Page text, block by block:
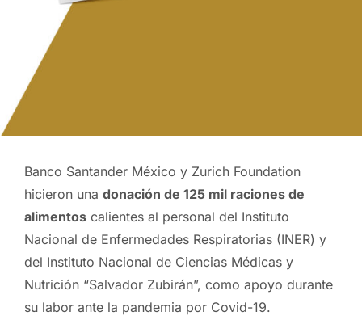
Banco Santander México y Zurich Foundation
hicieron una donación de 125 mil raciones de
alimentos calientes al personal del Instituto
Nacional de Enfermedades Respiratorias (INER) y
del Instituto Nacional de Ciencias Médicas y
Nutrición “Salvador Zubirán”, como apoyo durante
su labor ante la pandemia por Covid-19.